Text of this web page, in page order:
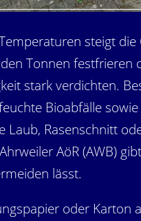
steigt die
Tonnen festfrieren
stark verdichten.
Bioabfälle
Laub, Rasenschnitt
AöR (AWB)
lässt.
oder Karton